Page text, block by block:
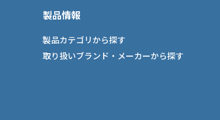
製品情報
製品カテゴリから探す
取り扱いブランド・メーカーから探す